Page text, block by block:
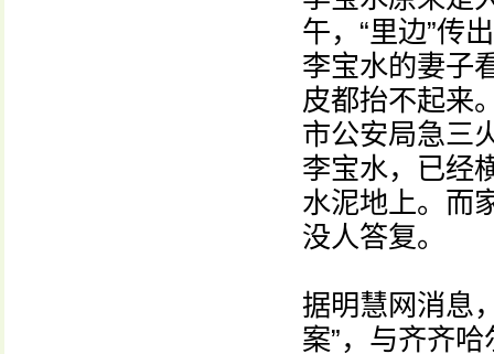
午，“里边”传
李宝水的妻子
皮都抬不起来
市公安局急三
李宝水，已经
水泥地上。而
没人答复。
据明慧网消息
案”，与齐齐